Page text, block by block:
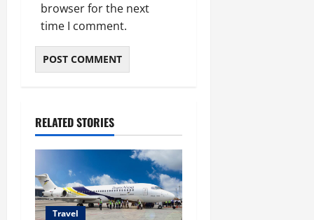
browser for the next
time I comment.
RELATED STORIES
Travel